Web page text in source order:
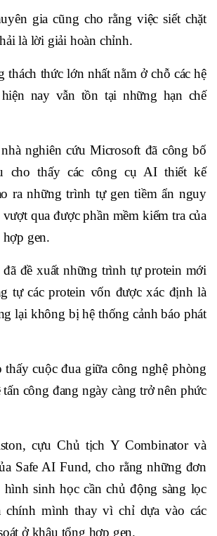
gia cũng cho rằng việc siết chặt
là lời giải hoàn chỉnh.
thách thức lớn nhất nằm ở chỗ các hệ
nay vẫn tồn tại những hạn chế
nghiên cứu Microsoft đã công bố
cho thấy các công cụ AI thiết kế
ra những trình tự gen tiềm ẩn nguy
qua được phần mềm kiểm tra của
gen.
đề xuất những trình tự protein mới
tự các protein vốn được xác định là
lại không bị hệ thống cảnh báo phát
thấy cuộc đua giữa công nghệ phòng
công đang ngày càng trở nên phức
cựu Chủ tịch Y Combinator và
Safe AI Fund, cho rằng những đơn
sinh học cần chủ động sàng lọc
chính mình thay vì chỉ dựa vào các
ở khâu tổng hợp gen.